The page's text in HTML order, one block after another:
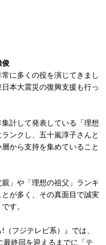
俊
に多くの役を演じてきまし
本大震災の復興支援も行っ
計して発表している「理想
ンクし、五十嵐淳子さんと
から支持を集めていること
」や「理想の祖父」ランキ
が多く、その真面目で誠実
す。
フジテレビ系）』では、
終回を迎えるまでに「テ